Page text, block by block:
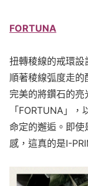
FORTUNA
扭轉稜線的戒環設
順著稜線弧度走
完美的將鑽石的
「FORTUNA」
命定的邂逅。即
感，這真的是I-